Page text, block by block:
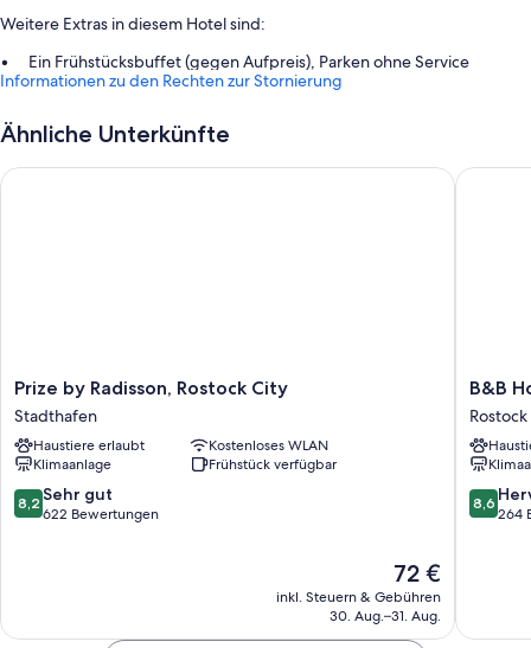
Weitere Extras in diesem Hotel sind:
Ein Frühstücksbuffet (gegen Aufpreis), Parken ohne Service
(kostenpflichtig) und ein Fahrstuhl
Informationen zu den Rechten zur Stornierung
Ähnliche Unterkünfte
Prize
by
Radisson,
Rostock
City
Stadthafen
Prize by Radisson, Rostock City
Stadthafen
Haustiere erlaubt
Kostenloses WLAN
Klimaanlage
Frühstück verfügbar
8.2
von
8,2 Sehr gut
622 Bewertungen
Der
Preis
beträgt
72 €
inkl. Steuern & Gebühren
30. Aug.–31. Aug.
Prize by Radisson, Rostock City
B&B
Hotel
Rostock
City-
West
Rostock
B&B
Rostock
8.6
von
8,6
264
B&B